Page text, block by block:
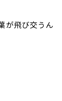
が飛び交うん